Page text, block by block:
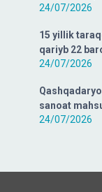
24/07/2026
15 yillik
qariyb 22
24/07/2026
sanoat
24/07/2026